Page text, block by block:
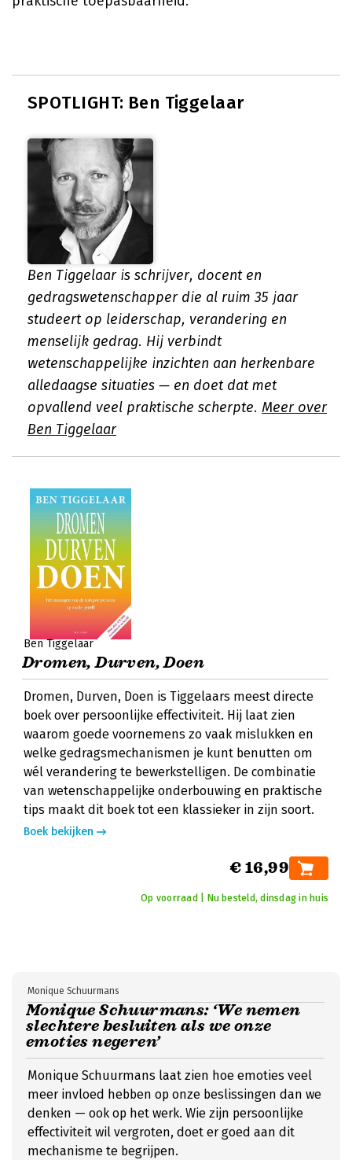
SPOTLIGHT: Ben Tiggelaar
Ben Tiggelaar is schrijver, docent en
gedragswetenschapper die al ruim 35 jaar
studeert op leiderschap, verandering en
menselijk gedrag. Hij verbindt
wetenschappelijke inzichten aan herkenbare
alledaagse situaties — en doet dat met
opvallend veel praktische scherpte. Meer over
Ben Tiggelaar
Ben Tiggelaar
Dromen, Durven, Doen
Dromen, Durven, Doen is Tiggelaars meest directe
boek over persoonlijke effectiviteit. Hij laat zien
waarom goede voornemens zo vaak mislukken en
welke gedragsmechanismen je kunt benutten om
wél verandering te bewerkstelligen. De combinatie
van wetenschappelijke onderbouwing en praktische
tips maakt dit boek tot een klassieker in zijn soort.
Boek bekijken
€ 16,99
Op voorraad | Nu besteld, dinsdag in huis
Monique Schuurmans: ‘We nemen
slechtere besluiten als we onze
emoties negeren’
Monique Schuurmans
Monique Schuurmans laat zien hoe emoties veel
meer invloed hebben op onze beslissingen dan we
denken — ook op het werk. Wie zijn persoonlijke
effectiviteit wil vergroten, doet er goed aan dit
mechanisme te begrijpen.